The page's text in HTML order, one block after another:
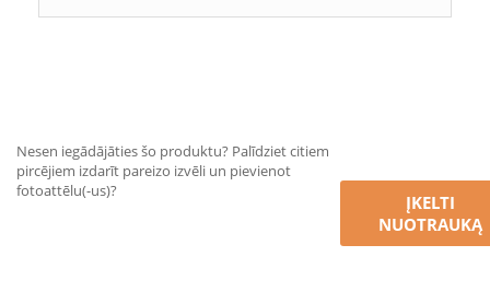
Nesen iegādājāties šo produktu? Palīdziet citiem
pircējiem izdarīt pareizo izvēli un pievienot
fotoattēlu(-us)?
ĮKELTI
NUOTRAUKĄ